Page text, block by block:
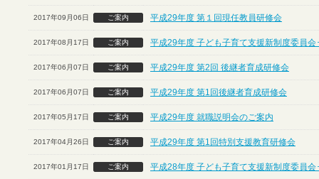
2017年09月06日 ご案内 平成29年度 第１回現任教員研修会
2017年08月17日 ご案内 平成29年度 子ども子育て支援新制度委員会
2017年06月07日 ご案内 平成29年度 第2回 後継者育成研修会
2017年06月07日 ご案内 平成29年度 第1回後継者育成研修会
2017年05月17日 ご案内 平成29年度 就職説明会のご案内
2017年04月26日 ご案内 平成29年度 第1回特別支援教育研修会
2017年01月17日 ご案内 平成28年度 子ども子育て支援新制度委員